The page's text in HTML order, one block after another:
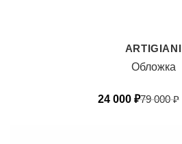
ARTIGIANI
Обложка
24 000 ₽79 000₽